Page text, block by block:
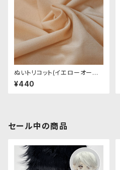
ぬいトリコット(イエローオーク
ル)NL003 ぬいぐるみ用薄手パ
イル生地 20cm
¥440
セール中の商品